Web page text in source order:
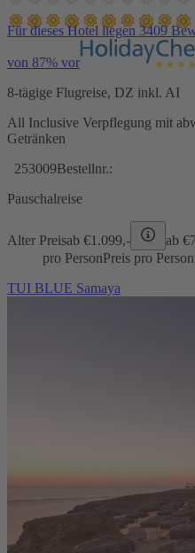
Für dieses Hotel liegen 3409
von 87% vor
8-tägige Flugreise, DZ inkl. AI
All Inclusive Verpflegung mit
Getränken
253009Bestellnr.:
Pauschalreise
Alter Preisab €1.099,- ab €
pro PersonPreis pro Person
TUI BLUE Samaya